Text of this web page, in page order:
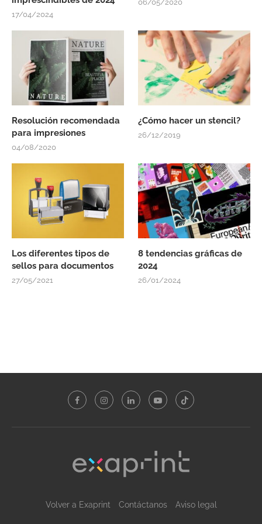
17/04/2024
06/05/2020
Resolución recomendada
para impresiones
04/08/2020
¿Cómo hacer un stencil?
26/12/2019
Los diferentes tipos de
sellos para documentos
27/05/2021
8 tendencias gráficas de
2024
26/01/2024
Volver a Exaprint Contáctanos Aviso legal